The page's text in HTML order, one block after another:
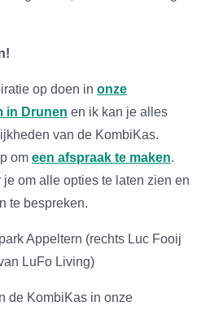
op doen in onze
in Drunen en ik kan je alles
van de KombiKas.
om een afspraak te maken.
om alle opties te laten zien en
te bespreken.
Appeltern (rechts Luc Fooij
LuFo Living)
de KombiKas in onze